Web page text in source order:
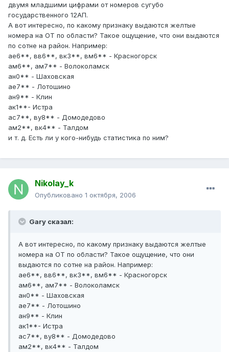
двумя младшими цифрами от номеров сугубо
государственного 12АП.
А вот интересно, по какому признаку выдаются желтые
номера на ОТ по области? Такое ощущение, что они выдаются
по сотне на район. Например:
ае6**, вв6**, вк3**, вм6** - Красногорск
ам6**, ам7** - Волоколамск
ан0** - Шаховская
ае7** - Лотошино
ан9** - Клин
ак1**- Истра
ас7**, ву8** - Домодедово
ам2**, вк4** - Талдом
и т. д. Есть ли у кого-нибудь статистика по ним?
Nikolay_k
Опубликовано 1 октября, 2006
Gary сказал:
А вот интересно, по какому признаку выдаются желтые
номера на ОТ по области? Такое ощущение, что они
выдаются по сотне на район. Например:
ае6**, вв6**, вк3**, вм6** - Красногорск
ам6**, ам7** - Волоколамск
ан0** - Шаховская
ае7** - Лотошино
ан9** - Клин
ак1**- Истра
ас7**, ву8** - Домодедово
ам2**, вк4** - Талдом